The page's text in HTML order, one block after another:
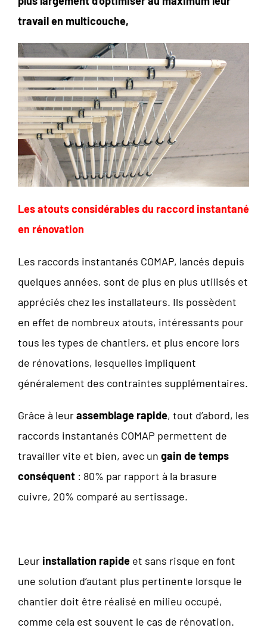
travail en multicouche,
Les atouts considérables du raccord instantané
en rénovation
Les raccords instantanés COMAP, lancés depuis
quelques années, sont de plus en plus utilisés et
appréciés chez les installateurs. Ils possèdent
en effet de nombreux atouts, intéressants pour
tous les types de chantiers, et plus encore lors
de rénovations, lesquelles impliquent
généralement des contraintes supplémentaires.
Grâce à leurassemblage rapide, tout d’abord, les
raccords instantanés COMAP permettent de
travailler vite et bien, avec un gain de temps
conséquent : 80% par rapport à la brasure
cuivre, 20% comparé au sertissage.
Leur installation rapide et sans risque en font
une solution d’autant plus pertinente lorsque le
chantier doit être réalisé en milieu occupé,
comme cela est souvent le cas de rénovation.